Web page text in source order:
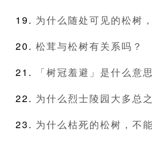
为什么随处可见的松树
松茸与松树有关系吗？
「树冠羞避」是什么意
为什么烈士陵园大多总
为什么枯死的松树，不